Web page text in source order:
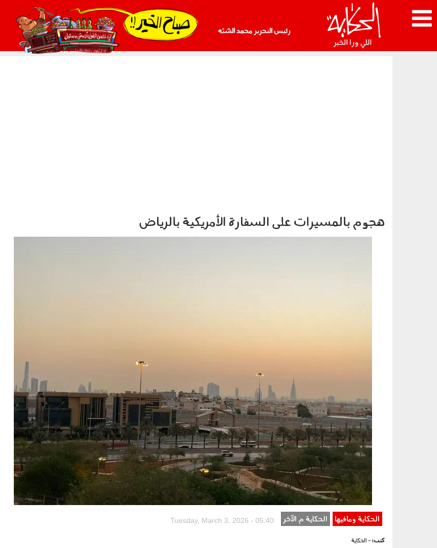
رئيس التحرير محمد الشبّه
021_2.png
هجوم بالمسيرات على السفارة الأمريكية بالرياض
الحكاية ومافيها الحكاية م الآخر Tuesday, March 3, 2026 - 05:40
كتب:- الحكاية